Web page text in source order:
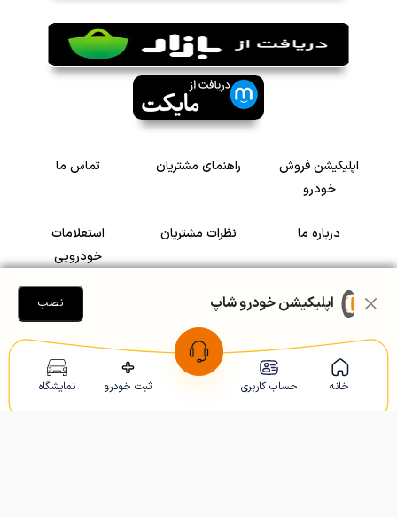
خانه حساب کاربری ثبت خودرو نمایشگاه
اپلیکیشن فروش
خودرو
راهنمای مشتریان تماس ما
درباره ما نظرات مشتریان
استعلامات
خودرویی
سرمایه گذاری در
رضایت مشتریان
Copyright © 2005-2026 Khodroshop.ir
اپلیکیشن خودرو شاپ نصب